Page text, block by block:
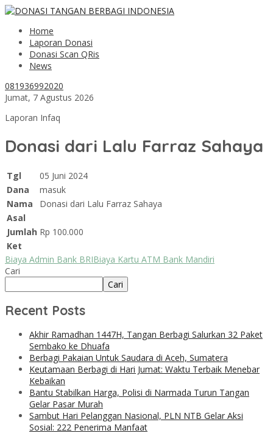
Home
Laporan Donasi
Donasi Scan QRis
News
081936992020
Jumat, 7 Agustus 2026
Laporan Infaq
Donasi dari Lalu Farraz Sahaya
Tgl
05 Juni 2024
Dana
masuk
Nama
Donasi dari Lalu Farraz Sahaya
Asal
Jumlah Rp 100.000
Ket
Biaya Admin Bank BRIBiaya Kartu ATM Bank Mandiri
Cari
Cari
Recent Posts
Akhir Ramadhan 1447H, Tangan Berbagi Salurkan 32 Paket
Sembako ke Dhuafa
Berbagi Pakaian Untuk Saudara di Aceh, Sumatera
Keutamaan Berbagi di Hari Jumat: Waktu Terbaik Menebar
Kebaikan
Bantu Stabilkan Harga, Polisi di Narmada Turun Tangan
Gelar Pasar Murah
Sambut Hari Pelanggan Nasional, PLN NTB Gelar Aksi
Sosial: 222 Penerima Manfaat